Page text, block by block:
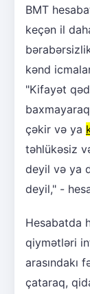
BMT
keçən il
kənd
"Kifayət
çəkir və ya
təhlükəsiz
deyil və ya
deyil," -
Hesabatda
qiymətləri
arasındakı
çataraq,